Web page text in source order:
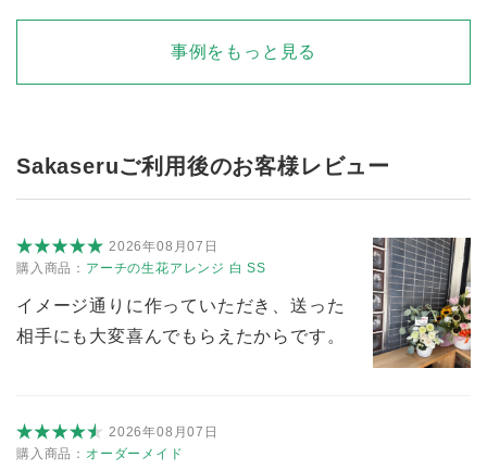
事例をもっと見る
Sakaseruご利用後のお客様レビュー
2026年08月07日
購入商品： アーチの生花アレンジ 白 SS
イメージ通りに作っていただき、送った
相手にも大変喜んでもらえたからです。
2026年08月07日
購入商品： オーダーメイド